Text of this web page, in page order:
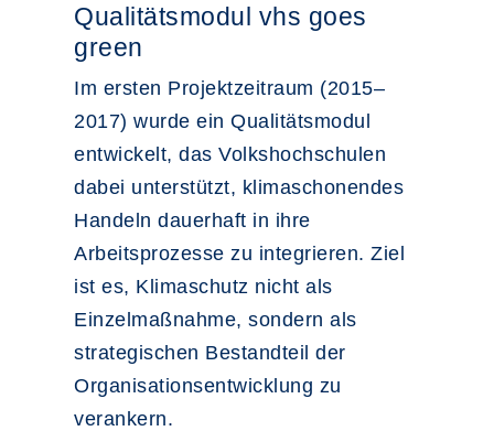
Qualitätsmodul vhs goes
green
Im ersten Projektzeitraum (2015–
2017) wurde ein Qualitätsmodul
entwickelt, das Volkshochschulen
dabei unterstützt, klimaschonendes
Handeln dauerhaft in ihre
Arbeitsprozesse zu integrieren. Ziel
ist es, Klimaschutz nicht als
Einzelmaßnahme, sondern als
strategischen Bestandteil der
Organisationsentwicklung zu
verankern.